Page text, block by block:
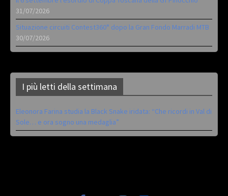
31/07/2026
Situazione circuiti Contest360° dopo la Gran Fondo Marradi MTB
30/07/2026
I più letti della settimana
Eleonora Farina studia la Black Snake iridata: “Che ricordi in Val di
Sole… e ora sogno una medaglia”